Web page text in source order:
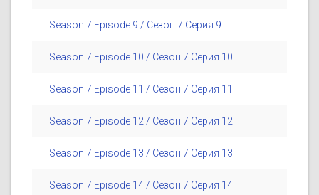
Season 7 Episode 9 / Сезон 7 Серия 9
Season 7 Episode 10 / Сезон 7 Серия 10
Season 7 Episode 11 / Сезон 7 Серия 11
Season 7 Episode 12 / Сезон 7 Серия 12
Season 7 Episode 13 / Сезон 7 Серия 13
Season 7 Episode 14 / Сезон 7 Серия 14